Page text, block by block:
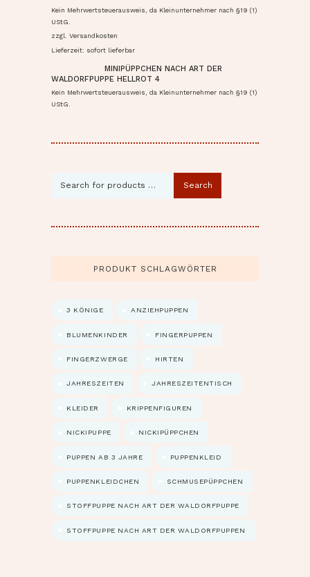
Kein Mehrwertsteuerausweis, da Kleinunternehmer nach §19 (1)
UStG.
zzgl. Versandkosten
Lieferzeit: sofort lieferbar
MINIPÜPPCHEN NACH ART DER
WALDORFPUPPE HELLROT 4
Kein Mehrwertsteuerausweis, da Kleinunternehmer nach §19 (1)
UStG.
Search
PRODUKT SCHLAGWÖRTER
3 KÖNIGE ANZIEHPUPPEN
BLUMENKINDER FINGERPUPPEN
FINGERZWERGE HIRTEN
JAHRESZEITEN JAHRESZEITENTISCH
KLEIDER KRIPPENFIGUREN
NICKIPUPPE NICKIPÜPPCHEN
PUPPEN AB 3 JAHRE PUPPENKLEID
PUPPENKLEIDCHEN SCHMUSEPÜPPCHEN
STOFFPUPPE NACH ART DER WALDORFPUPPE
STOFFPUPPE NACH ART DER WALDORFPUPPEN